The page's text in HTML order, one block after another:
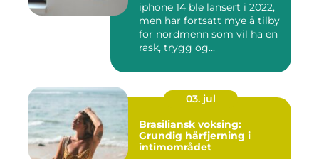
iphone 14 ble lansert i 2022,
men har fortsatt mye å tilby
for nordmenn som vil ha en
rask, trygg og...
03. jul
Brasiliansk voksing:
Grundig hårfjerning i
intimområdet